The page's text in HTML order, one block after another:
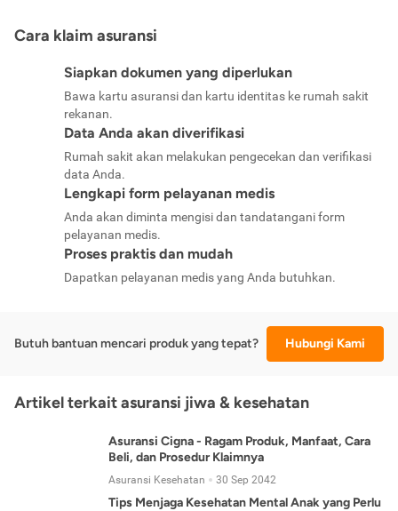
Cara klaim asuransi
Siapkan dokumen yang diperlukan
Bawa kartu asuransi dan kartu identitas ke rumah sakit
rekanan.
Data Anda akan diverifikasi
Rumah sakit akan melakukan pengecekan dan verifikasi
data Anda.
Lengkapi form pelayanan medis
Anda akan diminta mengisi dan tandatangani form
pelayanan medis.
Proses praktis dan mudah
Dapatkan pelayanan medis yang Anda butuhkan.
Butuh bantuan mencari produk yang tepat? Hubungi Kami
Artikel terkait asuransi jiwa & kesehatan
Asuransi Cigna - Ragam Produk, Manfaat, Cara
Beli, dan Prosedur Klaimnya
Asuransi Kesehatan 30 Sep 2042
Tips Menjaga Kesehatan Mental Anak yang Perlu